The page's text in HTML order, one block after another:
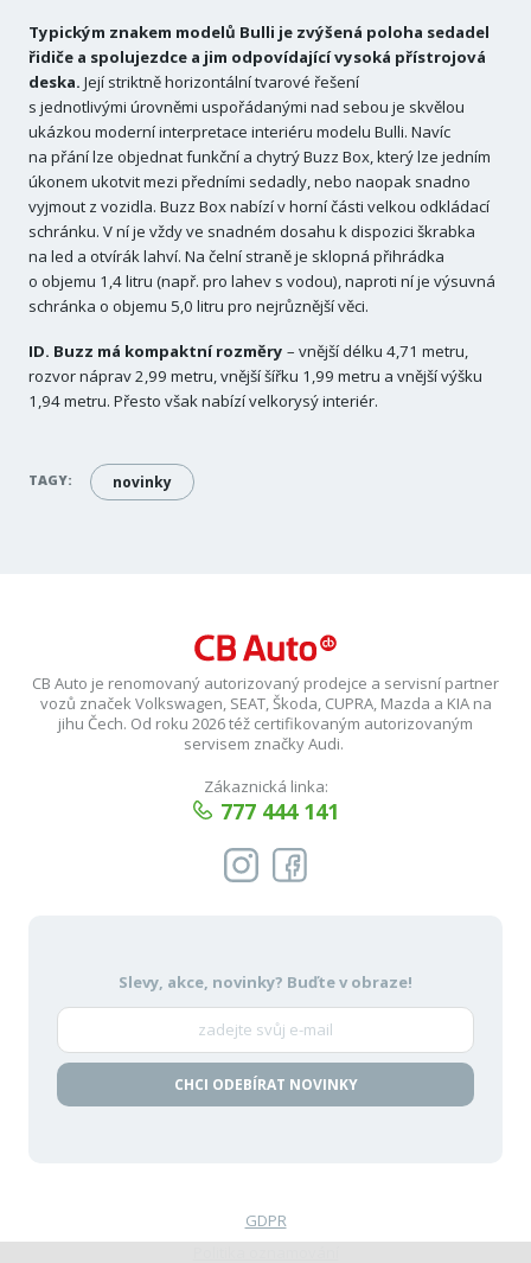
Typickým znakem modelů Bulli je zvýšená poloha sedadel
řidiče a spolujezdce a jim odpovídající vysoká přístrojová
deska. Její striktně horizontální tvarové řešení
s jednotlivými úrovněmi uspořádanými nad sebou je skvělou
ukázkou moderní interpretace interiéru modelu Bulli. Navíc
na přání lze objednat funkční a chytrý Buzz Box, který lze jedním
úkonem ukotvit mezi předními sedadly, nebo naopak snadno
vyjmout z vozidla. Buzz Box nabízí v horní části velkou odkládací
schránku. V ní je vždy ve snadném dosahu k dispozici škrabka
na led a otvírák lahví. Na čelní straně je sklopná přihrádka
o objemu 1,4 litru (např. pro lahev s vodou), naproti ní je výsuvná
schránka o objemu 5,0 litru pro nejrůznější věci.
ID. Buzz má kompaktní rozměry – vnější délku 4,71 metru,
rozvor náprav 2,99 metru, vnější šířku 1,99 metru a vnější výšku
1,94 metru. Přesto však nabízí velkorysý interiér.
TAGY: novinky
CB Auto je renomovaný autorizovaný prodejce a servisní partner
vozů značek Volkswagen, SEAT, Škoda, CUPRA, Mazda a KIA na
jihu Čech. Od roku 2026 též certifikovaným autorizovaným
servisem značky Audi.
Zákaznická linka:
777 444 141
Slevy, akce, novinky? Buďte v obraze!
CHCI ODEBÍRAT NOVINKY
GDPR